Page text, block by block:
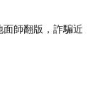
面師翻版，詐騙近